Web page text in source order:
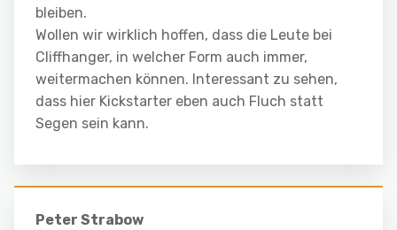
bleiben.
Wollen wir wirklich hoffen, dass die Leute bei
Cliffhanger, in welcher Form auch immer,
weitermachen können. Interessant zu sehen,
dass hier Kickstarter eben auch Fluch statt
Segen sein kann.
Peter Strabow